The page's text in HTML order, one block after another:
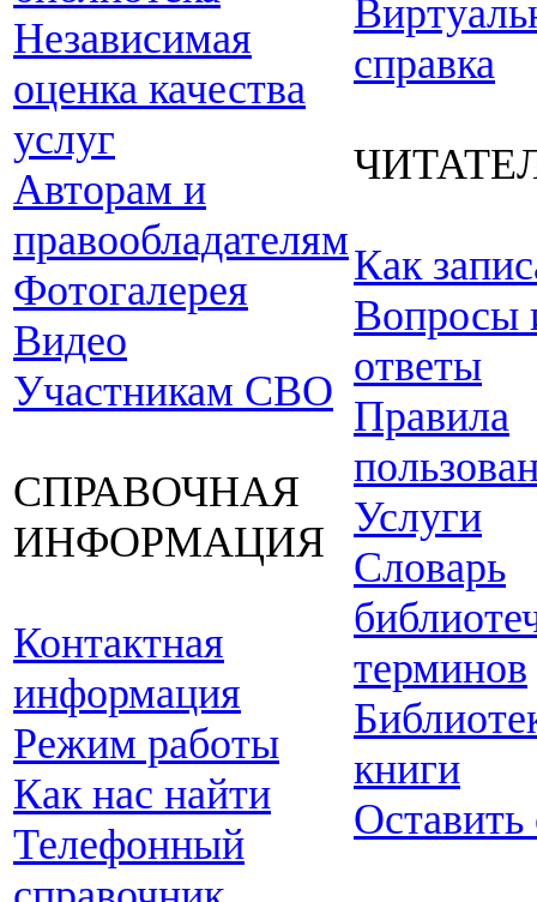
Независимая
оценка качества
услуг
Авторам и
правообладателям
Фотогалерея
Видео
Участникам СВО
СПРАВОЧНАЯ
ИНФОРМАЦИЯ
Контактная
информация
Режим работы
Как нас найти
Телефонный
справка
Как
Вопросы
ответы
Правила
Услуги
Словарь
терминов
книги
Оставить